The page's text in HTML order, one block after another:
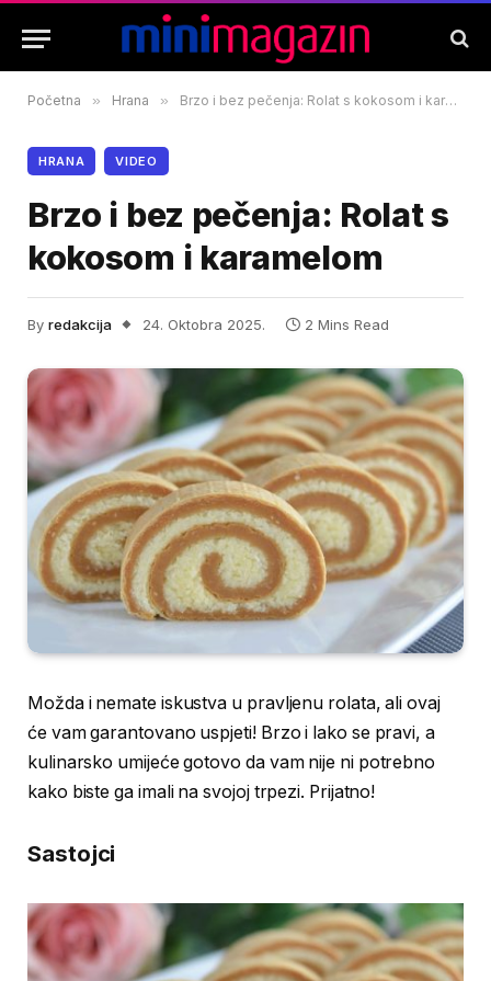
Početna » Hrana » Brzo i bez pečenja: Rolat s kokosom i karamelom
HRANA VIDEO
Brzo i bez pečenja: Rolat s
kokosom i karamelom
By redakcija 24. Oktobra 2025. 2 Mins Read
Možda i nemate iskustva u pravljenu rolata, ali ovaj
će vam garantovano uspjeti! Brzo i lako se pravi, a
kulinarsko umijeće gotovo da vam nije ni potrebno
kako biste ga imali na svojoj trpezi. Prijatno!
Sastojci